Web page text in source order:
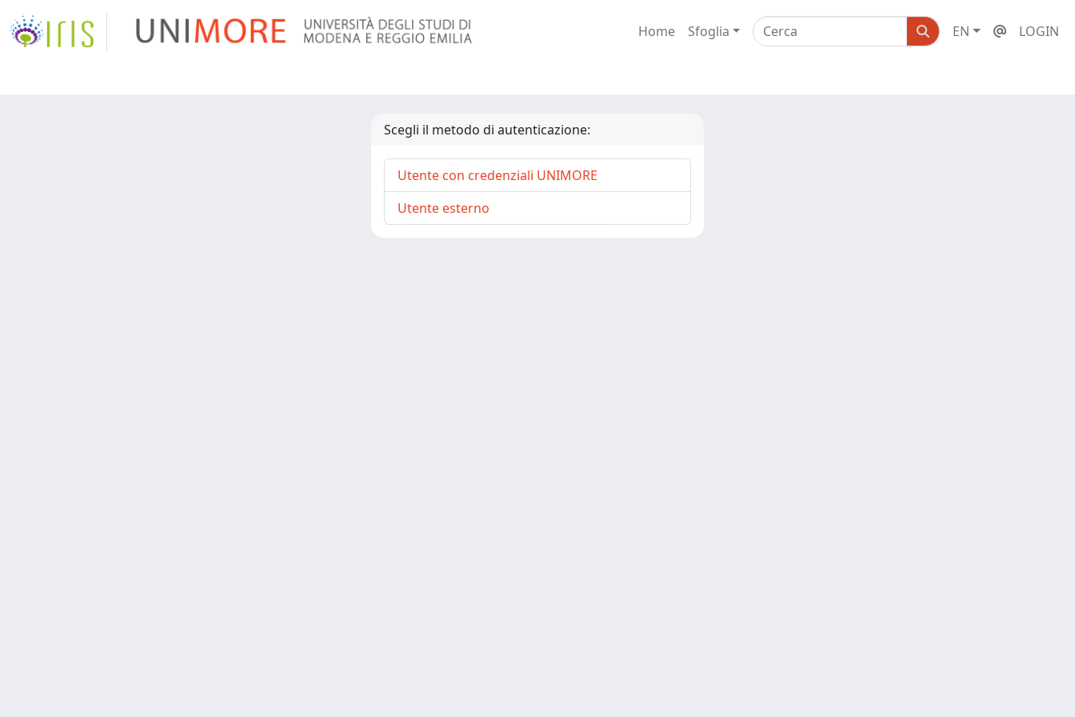
Home Sfoglia EN LOGIN
Scegli il metodo di autenticazione:
Utente con credenziali UNIMORE
Utente esterno